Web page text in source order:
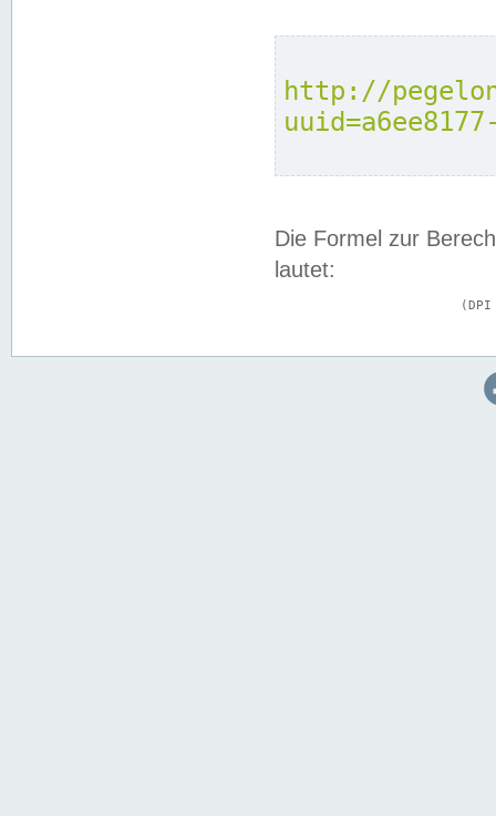
http://
Die Formel zur
lautet: